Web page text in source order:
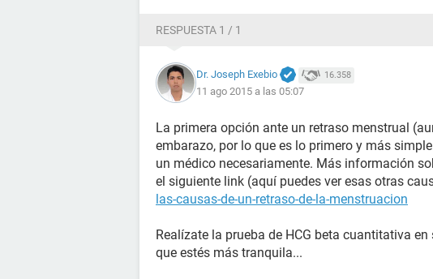
RESPUESTA 1 / 1
Dr. Joseph Exebio 16.358
11 ago 2015 a las 05:07
La primera opción ante un retraso menstrual
embarazo, por lo que es lo primero y más
un médico necesariamente. Más información
el siguiente link (aquí puedes ver esas otras
las-causas-de-un-retraso-de-la-menstruacion
Realízate la prueba de HCG beta cuantitativa
que estés más tranquila...